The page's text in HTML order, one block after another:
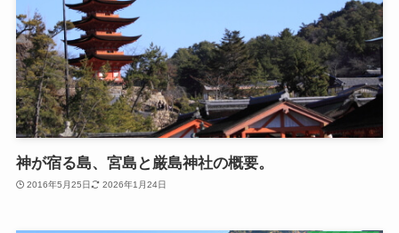
神が宿る島、宮島と厳島神社の概要。
2016年5月25日 2026年1月24日